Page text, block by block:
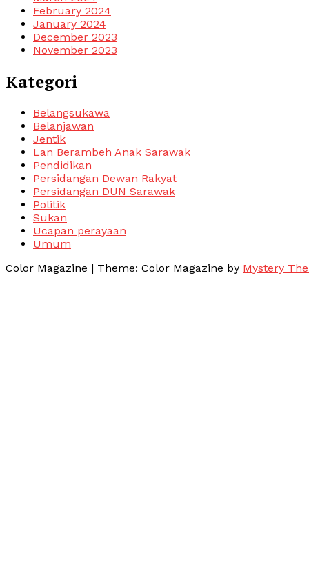
February 2024
January 2024
December 2023
November 2023
Kategori
Belangsukawa
Belanjawan
Jentik
Lan Berambeh Anak Sarawak
Pendidikan
Persidangan Dewan Rakyat
Persidangan DUN Sarawak
Politik
Sukan
Ucapan perayaan
Umum
Color Magazine | Theme: Color Magazine by Mystery